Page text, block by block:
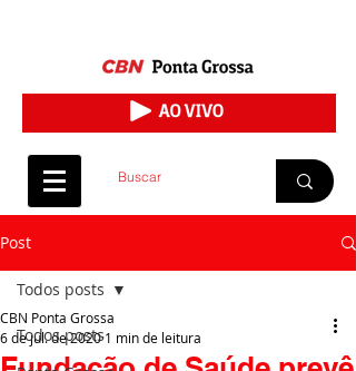
Post
Todos posts
Todos posts
CBN Ponta Grossa
6 de jul. de 2020 1 min de leitura